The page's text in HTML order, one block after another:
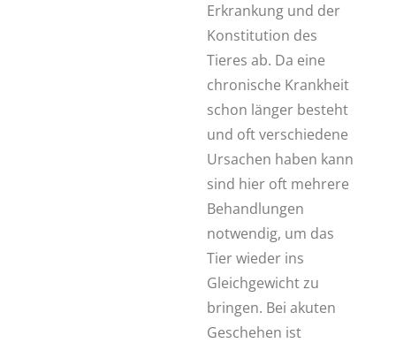
Erkrankung und der
Konstitution des
Tieres ab. Da eine
chronische Krankheit
schon länger besteht
und oft verschiedene
Ursachen haben kann
sind hier oft mehrere
Behandlungen
notwendig, um das
Tier wieder ins
Gleichgewicht zu
bringen. Bei akuten
Geschehen ist